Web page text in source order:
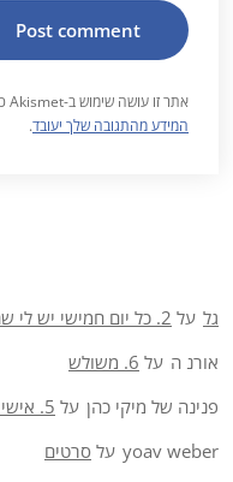
אתר זו עושה שימוש ב-Akismet כדי לסנן תגובות זבל.
המידע מהתגובה שלך יעובד.
גל על 2. כל יום חמישי יש לי שחייה!
אורנ ה על 6. משולש
פנינה של מיקי כהן על 5. אישי – קבוצתי ומה שביניהם
yoav weber על סרטים